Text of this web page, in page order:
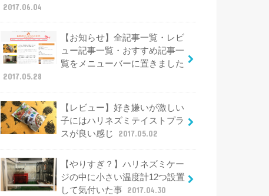
2017.06.04
【お知らせ】全記事一覧・レビ
ュー記事一覧・おすすめ記事一
覧をメニューバーに置きました
2017.05.28
【レビュー】好き嫌いが激しい
子にはハリネズミテイストプラ
スが良い感じ
2017.05.02
【やりすぎ？】ハリネズミケー
ジの中に小さい温度計12つ設置
して気付いた事 2017.04.30